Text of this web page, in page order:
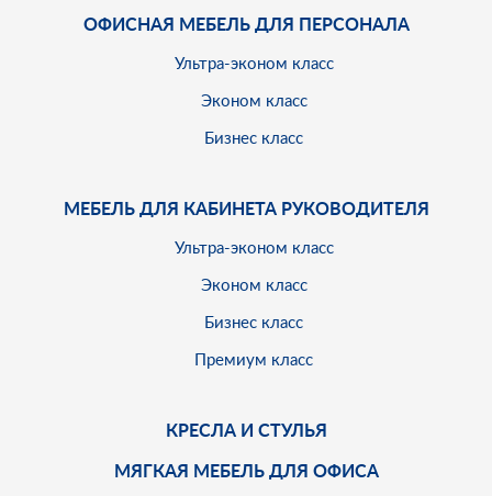
ОФИСНАЯ МЕБЕЛЬ ДЛЯ ПЕРСОНАЛА
Ультра-эконом класс
Эконом класс
Бизнес класс
МЕБЕЛЬ ДЛЯ КАБИНЕТА РУКОВОДИТЕЛЯ
Ультра-эконом класс
Эконом класс
Бизнес класс
Премиум класс
КРЕСЛА И СТУЛЬЯ
МЯГКАЯ МЕБЕЛЬ ДЛЯ ОФИСА